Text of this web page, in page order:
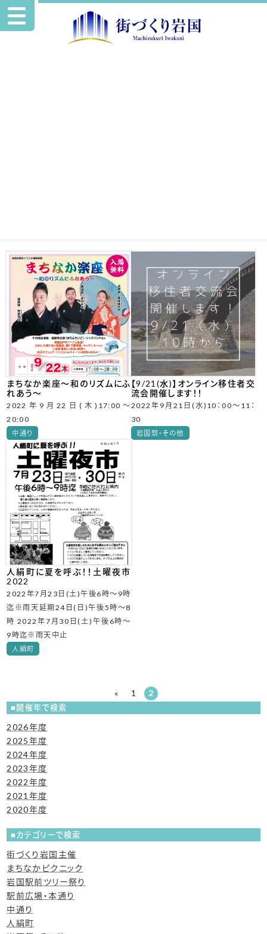
まちなか楽座～和のリズムにふ
れあう～
2022年9月22日(木)17:00～
20:00
中通り
【9/21(水)】オンライン移住者交
流会開催します！！
2022年9月21日(水)10：00～11：
30
岩国祭・その他
人絹町に夏を呼ぶ！！土曜夜市
2022
2022年7月23日(土)午後6時～9時
迄※雨天延期24日(日)午後5時～8
時 2022年7月30日(土)午後6時～
9時迄※雨天中止
人絹町
« 1 2
開催年で検索
2026年度
2025年度
2024年度
2023年度
2022年度
2021年度
2020年度
カテゴリーで検索
街づくり岩国主催
まちなかピクニック
岩国駅前ツリー祭り
駅前広場・本通り
中通り
人絹町